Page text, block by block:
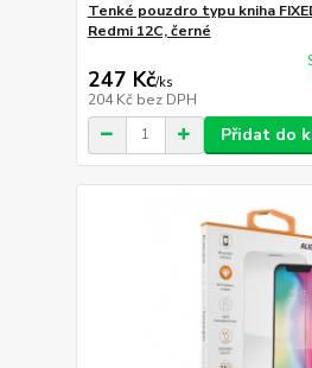
Tenké pouzdro typu kniha
Redmi 12C, černé
247 Kč/ks
204 Kč bez DPH
Přidat do